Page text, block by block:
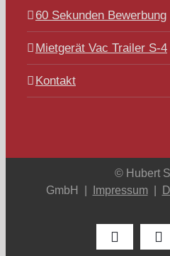
60 Sekunden Bewerbung
Mietgerät Vac Trailer S-4
Kontakt
© Hubert
GmbH |
Impressum|
Facebook